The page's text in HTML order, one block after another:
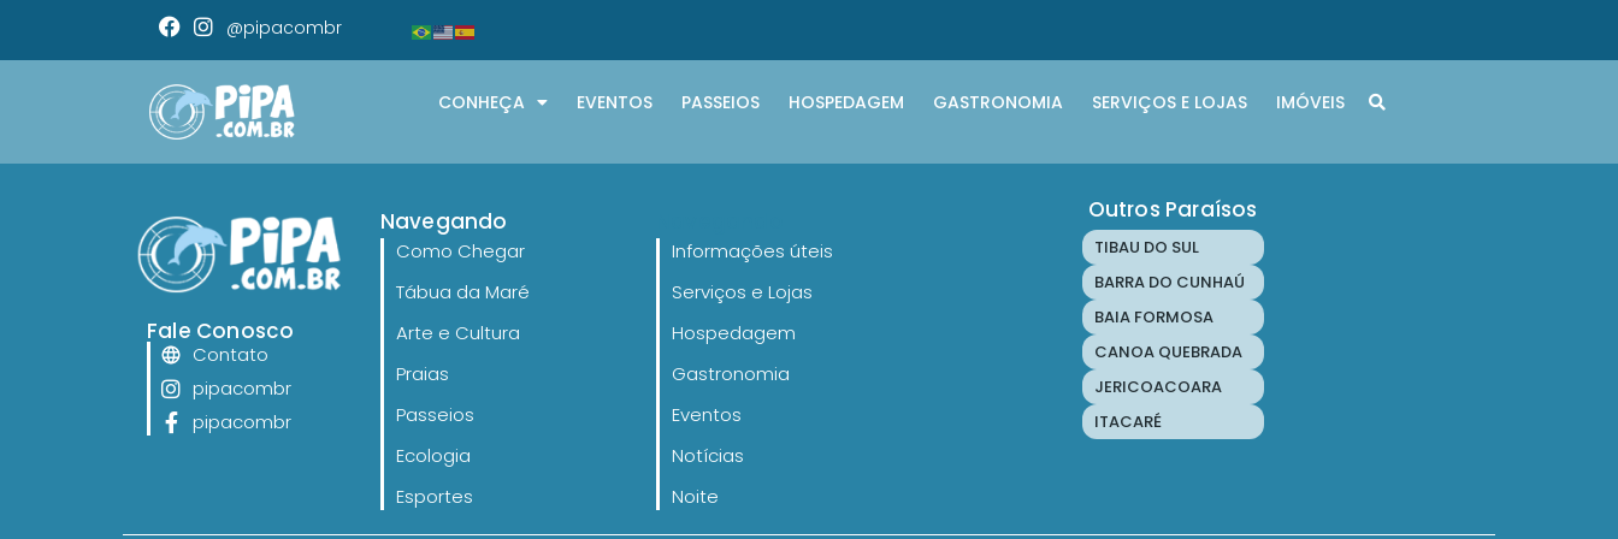
@pipacombr
CONHEÇA EVENTOS PASSEIOS HOSPEDAGEM GASTRONOMIA SERVIÇOS E LOJAS IMÓVEIS
Fale Conosco
Contato
pipacombr
pipacombr
Navegando
Como Chegar
Tábua da Maré
Arte e Cultura
Praias
Passeios
Ecologia
Esportes
Informações úteis
Serviços e Lojas
Hospedagem
Gastronomia
Eventos
Notícias
Noite
Outros Paraísos
TIBAU DO SUL
BARRA DO CUNHAÚ
BAIA FORMOSA
CANOA QUEBRADA
JERICOACOARA
ITACARÉ